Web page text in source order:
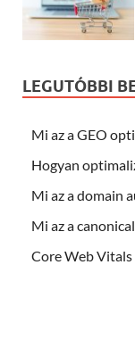
LEGUTÓBBI
Mi az a GEO
Hogyan
Mi az a domain
Mi az a
Core Web